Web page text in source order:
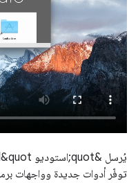
توفّر أدوات جديدة وواجهات